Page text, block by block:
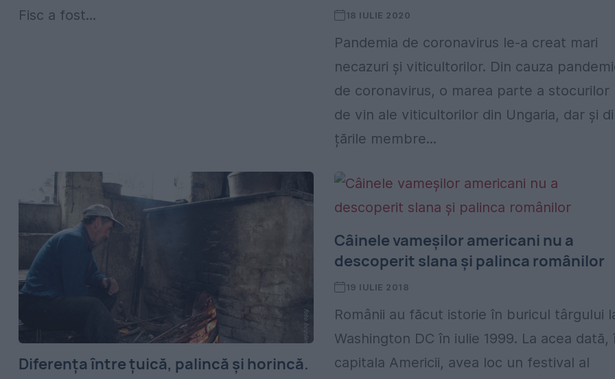
Fisc a fost...
18 IULIE 2020
Pandemia de coronavirus le-a creat mari
necazuri și viticultorilor. Din cauza
de coronavirus, o marea parte a stocurilor
de vin ale viticultorilor din Ungaria, dar și
țările membre...
Diferenţa între ţuică, palincă şi horincă.
Câinele vameșilor americani nu a
descoperit slana și palinca românilor
19 IULIE 2018
Românii au făcut istorie în buricul târgului
Washington DC în iulie 1999. La acea dată,
capitala Americii, avea loc un festival al